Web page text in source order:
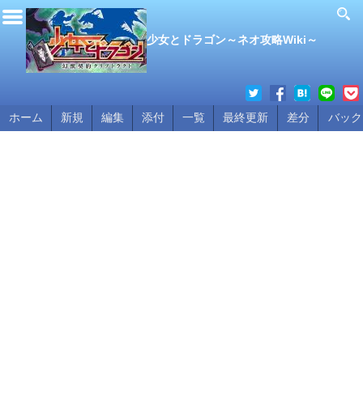
少女とドラゴン～ネオ攻略Wiki～
ホーム 新規 編集 添付 一覧 最終更新 差分 バッ